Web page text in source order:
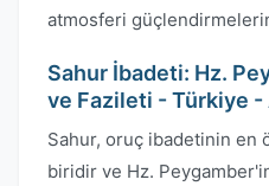
atmosferi
Sahur İbadeti: Hz.
ve Fazileti - Türkiye -
Sahur, oruç ibadetinin en
biridir ve Hz.